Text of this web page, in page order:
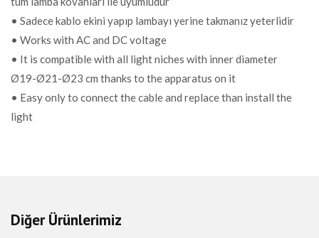
• Sadece kablo ekini yapıp lambayı yerine takmanız yeterlidir
• Works with AC and DC voltage
• It is compatible with all light niches with inner diameter
Ø19-Ø21-Ø23 cm thanks to the apparatus on it
• Easy only to connect the cable and replace than install the
light
Diğer Ürünlerimiz